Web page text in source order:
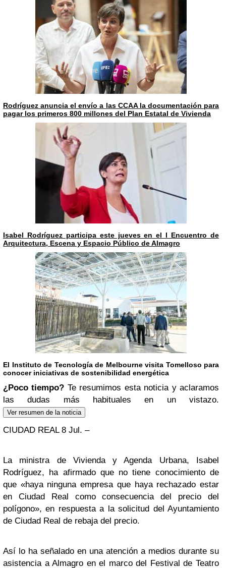
Rodríguez anuncia el envío a las CCAA la documentación para
pagar los primeros 800 millones del Plan Estatal de Vivienda
Isabel Rodríguez participa este jueves en el I Encuentro de
Arquitectura, Escena y Espacio Público de Almagro
El Instituto de Tecnología de Melbourne visita Tomelloso para
conocer iniciativas de sostenibilidad energética
¿Poco tiempo? Te resumimos esta noticia y aclaramos
las dudas más habituales en un vistazo.
Ver resumen de la noticia
CIUDAD REAL 8 Jul. –
La ministra de Vivienda y Agenda Urbana, Isabel
Rodríguez, ha afirmado que no tiene conocimiento de
que «haya ninguna empresa que haya rechazado estar
en Ciudad Real como consecuencia del precio del
polígono», en respuesta a la solicitud del Ayuntamiento
de Ciudad Real de rebaja del precio.
Así lo ha señalado en una atención a medios durante su
asistencia a Almagro en el marco del Festival de Teatro